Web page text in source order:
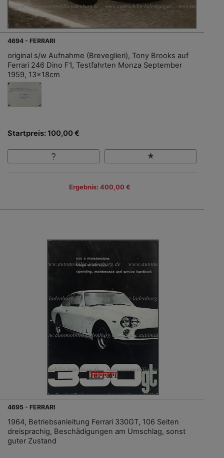
4694 - FERRARI
original s/w Aufnahme (Breveglieri), Tony Brooks auf
Ferrari 246 Dino F1, Testfahrten Monza September
1959, 13x18cm
Startpreis: 100,00 €
Ergebnis: 400,00 €
4695 - FERRARI
1964, Betriebsanleitung Ferrari 330GT, 106 Seiten
dreisprachig, Beschädigungen am Umschlag, sonst
guter Zustand